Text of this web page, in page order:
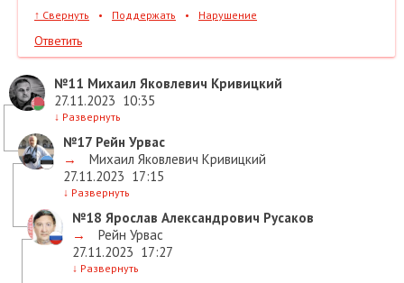
↑ Свернуть • Поддержать • Нарушение
Ответить
№11 Михаил Яковлевич Кривицкий
27.11.2023 10:35
↓ Развернуть
№17 Рейн Урвас
→
Михаил Яковлевич Кривицкий
27.11.2023 17:15
↓ Развернуть
№18 Ярослав Александрович Русаков
→
Рейн Урвас
27.11.2023 17:27
↓ Развернуть